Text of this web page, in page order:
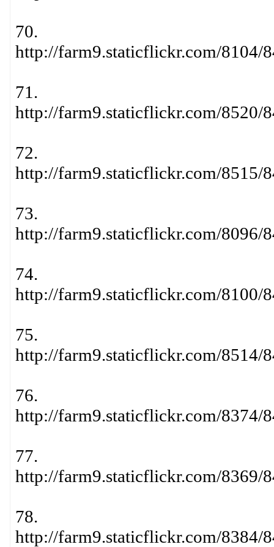
70.
http://farm9.staticflickr.com/8104/
71.
http://farm9.staticflickr.com/8520/
72.
http://farm9.staticflickr.com/8515/
73.
http://farm9.staticflickr.com/8096/
74.
http://farm9.staticflickr.com/8100/
75.
http://farm9.staticflickr.com/8514/
76.
http://farm9.staticflickr.com/8374/
77.
http://farm9.staticflickr.com/8369/
78.
http://farm9.staticflickr.com/8384/